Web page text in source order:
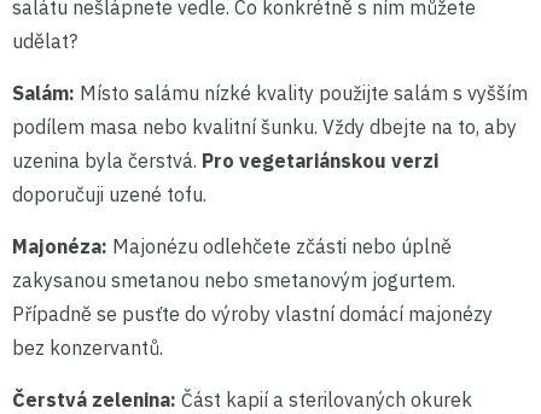
salátu nešlápnete vedle. Co konkrétně s ním můžete
udělat?
Salám: Místo salámu nízké kvality použijte salám s vyšším
podílem masa nebo kvalitní šunku. Vždy dbejte na to, aby
uzenina byla čerstvá. Pro vegetariánskou verzi
doporučuji uzené tofu.
Majonéza: Majonézu odlehčete zčásti nebo úplně
zakysanou smetanou nebo smetanovým jogurtem.
Případně se pusťte do výroby vlastní domácí majonézy
bez konzervantů.
Čerstvá zelenina: Část kapií a sterilovaných okurek